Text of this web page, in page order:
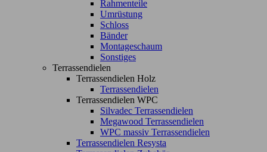
Rahmenteile
Umrüstung
Schloss
Bänder
Montageschaum
Sonstiges
Terrassendielen
Terrassendielen Holz
Terrassendielen
Terrassendielen WPC
Silvadec Terrassendielen
Megawood Terrassendielen
WPC massiv Terrassendielen
Terrassendielen Resysta